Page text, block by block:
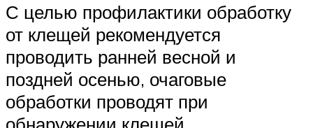
С целью профилактики обработку
от клещей рекомендуется
проводить ранней весной и
поздней осенью, очаговые
обработки проводят при